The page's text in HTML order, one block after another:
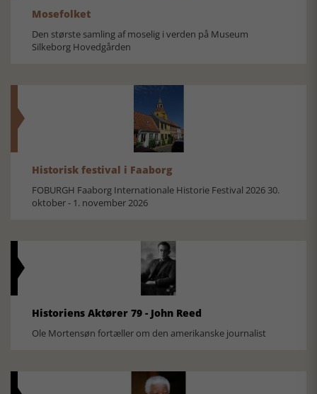
Mosefolket
Den største samling af moselig i verden på Museum
Silkeborg Hovedgården
Historisk festival i Faaborg
FOBURGH Faaborg Internationale Historie Festival 2026 30.
oktober - 1. november 2026
Historiens Aktører 79 - John Reed
Ole Mortensøn fortæller om den amerikanske journalist